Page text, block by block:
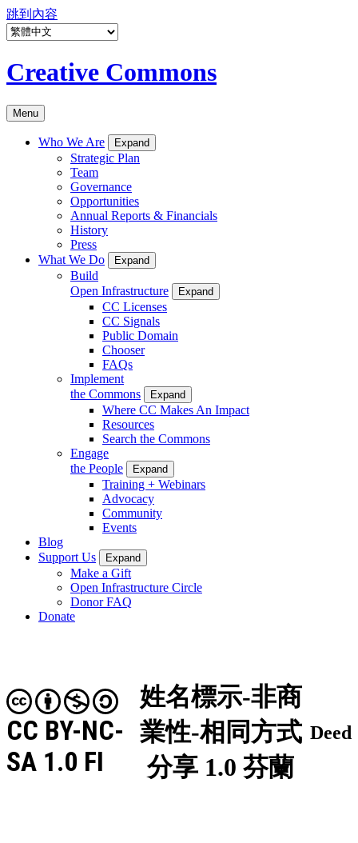
跳到內容
Creative Commons
Menu
Who We Are Expand
Strategic Plan
Team
Governance
Opportunities
Annual Reports & Financials
History
Press
What We Do
Expand
Build
Open Infrastructure
Expand
CC Licenses
CC Signals
Public Domain
Chooser
FAQs
Implement
the Commons
Expand
Where CC Makes An Impact
Resources
Search the Commons
Engage
the People
Expand
Training + Webinars
Advocacy
Community
Events
Blog
Support Us
Expand
Make a Gift
Open Infrastructure Circle
Donor FAQ
Donate
姓名標示-非商
業性-相同方式
分享 1.0 芬蘭
CC BY-NC-
SA 1.0 FI
Deed